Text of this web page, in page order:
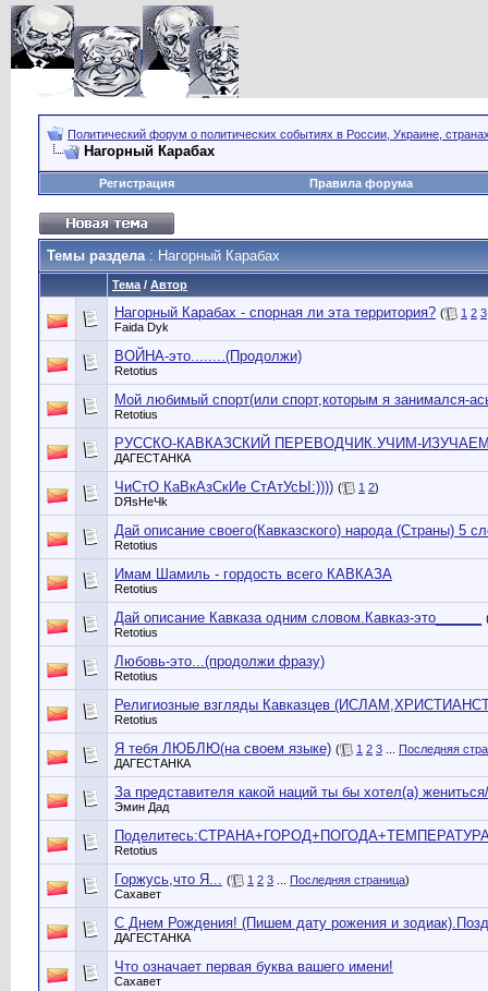
Политический форум о политических событиях в России, Украине,
Нагорный Карабах
Регистрация Правила форума
Темы раздела: Нагорный Карабах
Тема / Автор
Нагорный Карабах - спорная ли эта территория? ( 1 2 3
Faida Dyk
ВОЙНА-это........(Продолжи)
Retotius
Мой любимый спорт(или спорт,которым я занимался-
Retotius
РУССКО-КАВКАЗСКИЙ ПЕРЕВОДЧИК.УЧИМ-
ДАГЕСТАНКА
ЧиСтО КаВкАзСкИе СтАтУсЫ:)))) ( 1 2)
DЯsHeЧk
Дай описание своего(Кавказского) народа (Страны) 5
Retotius
Имам Шамиль - гордость всего КАВКАЗА
Retotius
Дай описание Кавказа одним словом.Кавказ-это______
Retotius
Любовь-это...(продолжи фразу)
Retotius
Религиозные взгляды Кавказцев
Retotius
Я тебя ЛЮБЛЮ(на своем языке) ( 1 2 3
Последняя
ДАГЕСТАНКА
За представителя какой наций ты бы хотел(a)
Эмин Дад
Retotius
Горжусь,что Я... ( 1 2 3 Последняя страница)
Сахавет
С Днем Рождения! (Пишем дату рожения и
ДАГЕСТАНКА
Что означает первая буква вашего имени!
Сахавет